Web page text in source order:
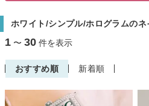
ホワイト/シンプル/ホログラムの
1 〜 30 件を表示
おすすめ順 新着順